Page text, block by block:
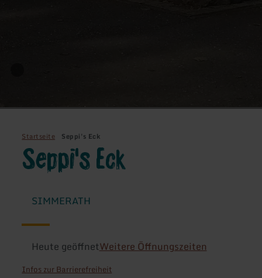
Startseite Seppi's Eck
Seppi's Eck
SIMMERATH
Heute geöffnetWeitere Öffnungszeiten
Infos zur Barrierefreiheit